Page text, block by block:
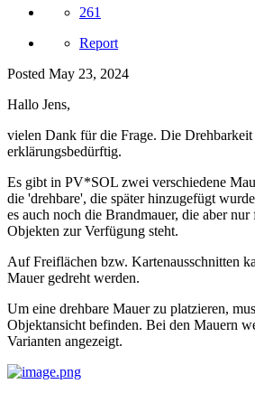
261
Report
Posted May 23, 2024
Hallo Jens,
vielen Dank für die Frage. Die
erklärungsbedürftig.
Es gibt in PV*SOL zwei verschiedene
die 'drehbare', die später hinzugefügt
es auch noch die Brandmauer, die aber nur
Objekten zur Verfügung steht.
Auf Freiflächen bzw. Kartenausschnitten
Mauer gedreht werden.
Um eine drehbare Mauer zu platzieren,
Objektansicht befinden. Bei den Mauern
Varianten angezeigt.